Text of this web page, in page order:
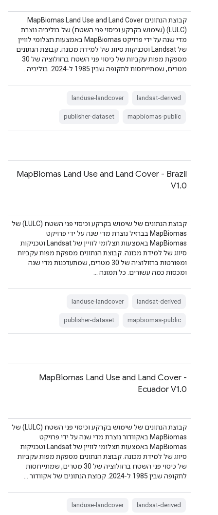
קבוצת הנתונים MapBiomas Land Use and Land Cover
(LULC)‎ (שימוש בקרקע וכיסוי פני השטח) של בוליביה נוצרת
מדי שנה על ידי פרויקט MapBiomas באמצעות תצלומי לוויין
של Landsat וטכניקות סיווג של למידת מכונה. קבוצת הנתונים
מספקת מפות עקביות של כיסוי פני השטח ברזולוציה של 30
מטרים, שמתייחסות לתקופה שבין 1985 ל-2024. בוליביה…
landsat-derived
landuse-landcover
mapbiomas-public
publisher-dataset
MapBiomas Land Use and Land Cover - Brazil
V1.0
קבוצת הנתונים של שימוש בקרקע וכיסוי פני השטח (LULC) של
MapBiomas בברזיל נוצרת מדי שנה על ידי פרויקט
MapBiomas באמצעות תצלומי לוויין של Landsat וטכניקות
סיווג של למידת מכונה. קבוצת הנתונים מספקת מפות עקביות
ומפורטות ברזולוציה של 30 מטרים, שמתעדכנות מדי שנה
ומכסות כמה עשורים. כל תמונה …
landsat-derived
landuse-landcover
mapbiomas-public
publisher-dataset
MapBiomas Land Use and Land Cover -
Ecuador V1.0
קבוצת הנתונים של שימוש בקרקע וכיסוי פני השטח (LULC) של
MapBiomas באקוודור נוצרת מדי שנה על ידי פרויקט
MapBiomas באמצעות תצלומי לוויין של Landsat וטכניקות
סיווג של למידת מכונה. קבוצת הנתונים מספקת מפות עקביות
של כיסוי פני השטח ברזולוציה של 30 מטרים, שמתייחסות
לתקופה שבין 1985 ל-2024. קבוצת הנתונים של אקוודור …
landsat-derived
landuse-landcover